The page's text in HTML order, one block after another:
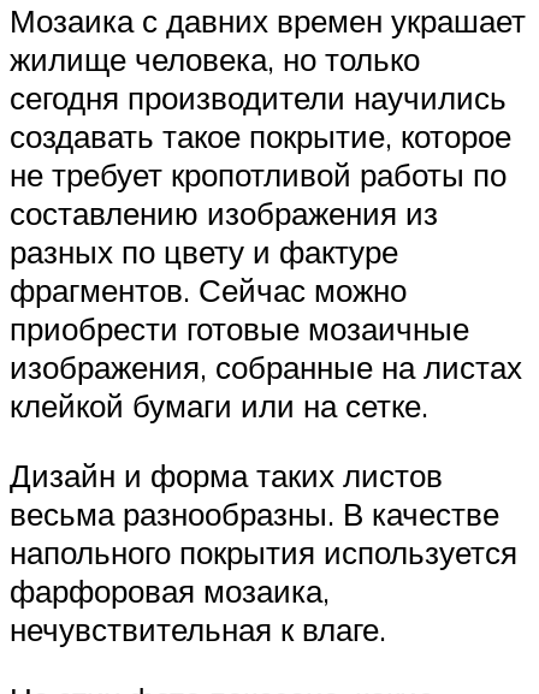
Мозаика с давних времен украшает
жилище человека, но только
сегодня производители научились
создавать такое покрытие, которое
не требует кропотливой работы по
составлению изображения из
разных по цвету и фактуре
фрагментов. Сейчас можно
приобрести готовые мозаичные
изображения, собранные на листах
клейкой бумаги или на сетке.
Дизайн и форма таких листов
весьма разнообразны. В качестве
напольного покрытия используется
фарфоровая мозаика,
нечувствительная к влаге.